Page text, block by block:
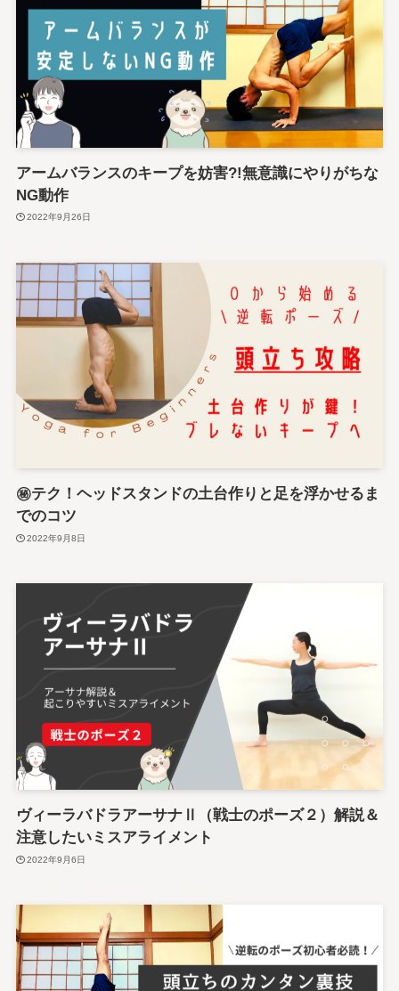
アームバランスのキープを妨害?!無意識にやりがちな
NG動作
2022年9月26日
㊙︎テク！ヘッドスタンドの土台作りと足を浮かせるま
でのコツ
2022年9月8日
ヴィーラバドラアーサナⅡ（戦士のポーズ２）解説＆
注意したいミスアライメント
2022年9月6日